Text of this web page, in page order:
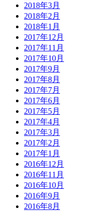
2018年3月
2018年2月
2018年1月
2017年12月
2017年11月
2017年10月
2017年9月
2017年8月
2017年7月
2017年6月
2017年5月
2017年4月
2017年3月
2017年2月
2017年1月
2016年12月
2016年11月
2016年10月
2016年9月
2016年8月